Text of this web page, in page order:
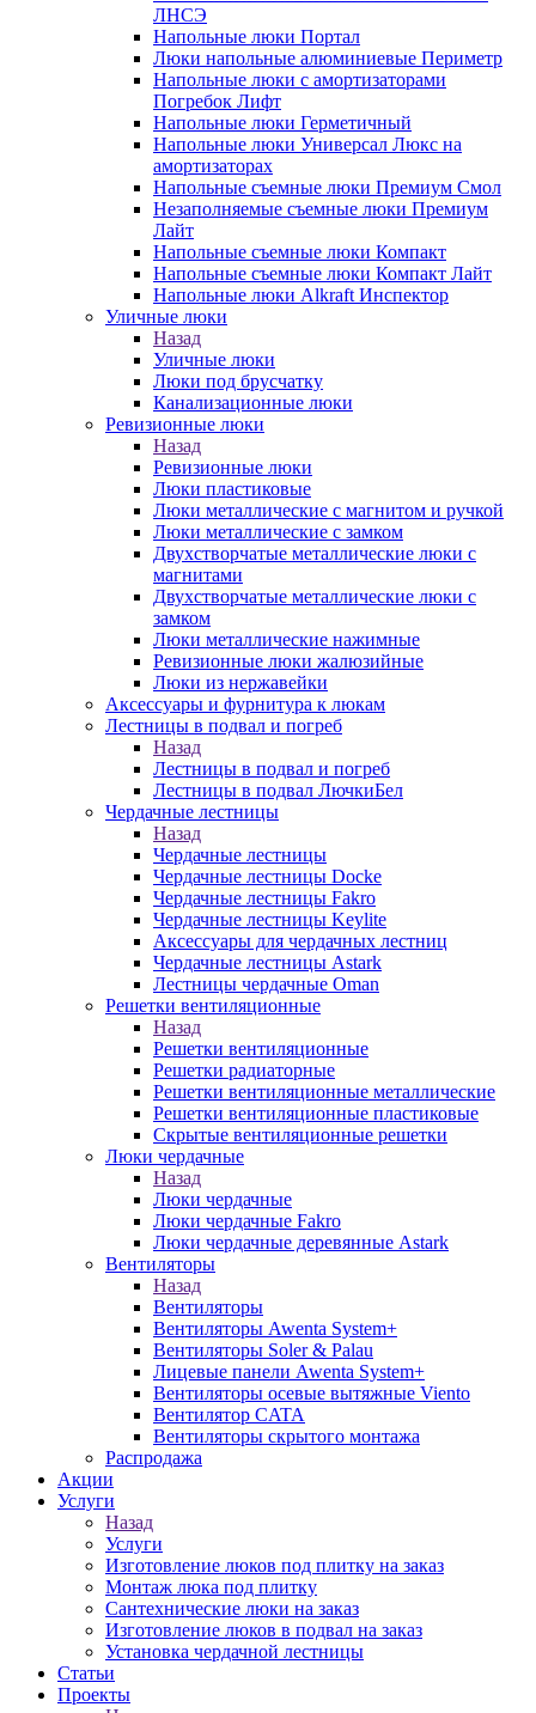
ЛНСЭ
Напольные люки Портал
Люки напольные алюминиевые Периметр
Напольные люки с амортизаторами
Погребок Лифт
Напольные люки Герметичный
Напольные люки Универсал Люкс на
амортизаторах
Напольные съемные люки Премиум Смол
Незаполняемые съемные люки Премиум
Лайт
Напольные съемные люки Компакт
Напольные съемные люки Компакт Лайт
Напольные люки Alkraft Инспектор
Уличные люки
Назад
Уличные люки
Люки под брусчатку
Канализационные люки
Ревизионные люки
Назад
Ревизионные люки
Люки пластиковые
Люки металлические с магнитом и ручкой
Люки металлические с замком
Двухстворчатые металлические люки с
магнитами
Двухстворчатые металлические люки с
замком
Люки металлические нажимные
Ревизионные люки жалюзийные
Люки из нержавейки
Аксессуары и фурнитура к люкам
Лестницы в подвал и погреб
Назад
Лестницы в подвал и погреб
Лестницы в подвал ЛючкиБел
Чердачные лестницы
Назад
Чердачные лестницы
Чердачные лестницы Docke
Чердачные лестницы Fakro
Чердачные лестницы Keylite
Аксессуары для чердачных лестниц
Чердачные лестницы Astark
Лестницы чердачные Oman
Решетки вентиляционные
Назад
Решетки вентиляционные
Решетки радиаторные
Решетки вентиляционные металлические
Решетки вентиляционные пластиковые
Скрытые вентиляционные решетки
Люки чердачные
Назад
Люки чердачные
Люки чердачные Fakro
Люки чердачные деревянные Astark
Вентиляторы
Назад
Вентиляторы
Вентиляторы Awenta System+
Вентиляторы Soler & Palau
Лицевые панели Awenta System+
Вентиляторы осевые вытяжные Viento
Вентилятор CATA
Вентиляторы скрытого монтажа
Распродажа
Акции
Услуги
Назад
Услуги
Изготовление люков под плитку на заказ
Монтаж люка под плитку
Сантехнические люки на заказ
Изготовление люков в подвал на заказ
Установка чердачной лестницы
Статьи
Проекты